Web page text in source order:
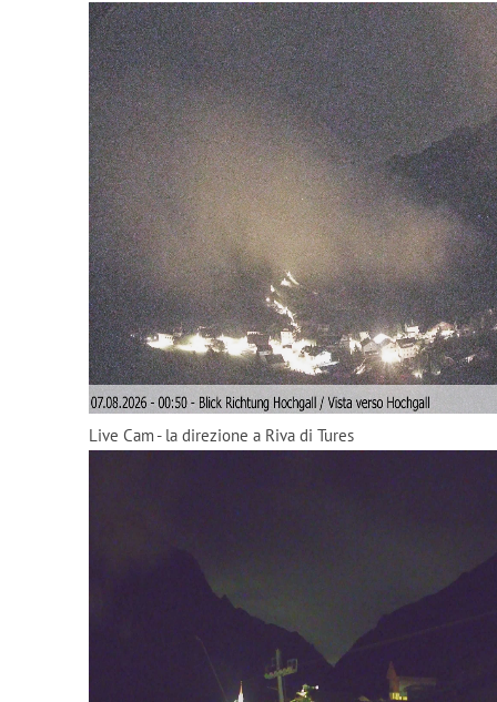
Live Cam - la direzione a Riva di Tures